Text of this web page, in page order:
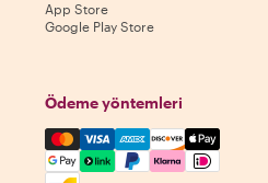
App Store
Google Play Store
Ödeme yöntemleri
Mastercard, Visa, Amex,